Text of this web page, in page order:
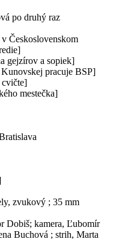
po druhý raz
Československom
gejzírov a sopiek]
pracuje BSP]
cvičte]
mestečka]
zvukový ; 35 mm
Dobiš; kamera, Ľubomír
Buchová ; strih, Marta